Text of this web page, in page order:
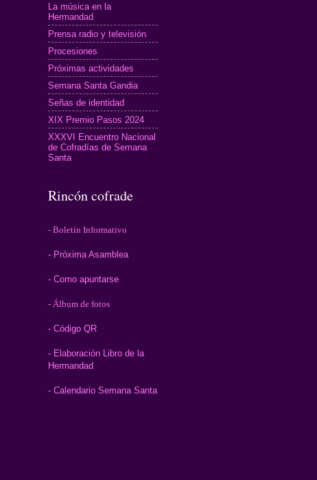
La música en la
Hermandad
Prensa radio y televisión
Procesiones
Próximas actividades
Semana Santa Gandia
Señas de identidad
XIX Premio Pasos 2024
XXXVI Encuentro Nacional
de Cofradías de Semana
Santa
Rincón cofrade
- Boletín Informativo
- Próxima Asamblea
- Como apuntarse
- Álbum de fotos
- Código QR
- Elaboración Libro de la
Hermandad
- Calendario Semana Santa